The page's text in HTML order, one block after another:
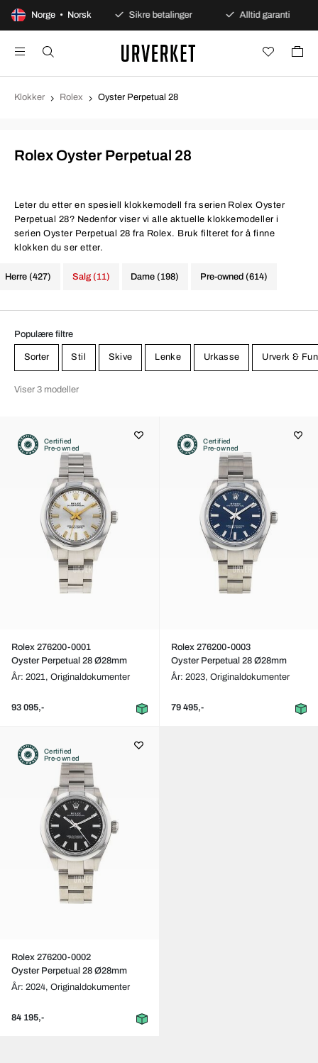
Norge • Norsk
åpent kjøp Sikre betalinger Alltid garanti
Klokker Rolex Oyster Perpetual 28
Rolex Oyster Perpetual 28
Leter du etter en spesiell klokkemodell fra serien Rolex Oyster
Perpetual 28? Nedenfor viser vi alle aktuelle klokkemodeller i
serien Oyster Perpetual 28 fra Rolex. Bruk filteret for å finne
klokken du ser etter.
Herre (427) Dame (198) Pre-owned (614)
Salg (11)
Populære filtre
Sorter Stil Skive Lenke Urkasse Urverk &
Viser 3 modeller
Certified
Pre-owned
Rolex 276200-0001
Oyster Perpetual 28 Ø28mm
År: 2021, Originaldokumenter
93 095,-
Certified
Pre-owned
Rolex 276200-0003
Oyster Perpetual 28 Ø28mm
År: 2023, Originaldokumenter
79 495,-
Certified
Pre-owned
Rolex 276200-0002
Oyster Perpetual 28 Ø28mm
År: 2024, Originaldokumenter
84 195,-